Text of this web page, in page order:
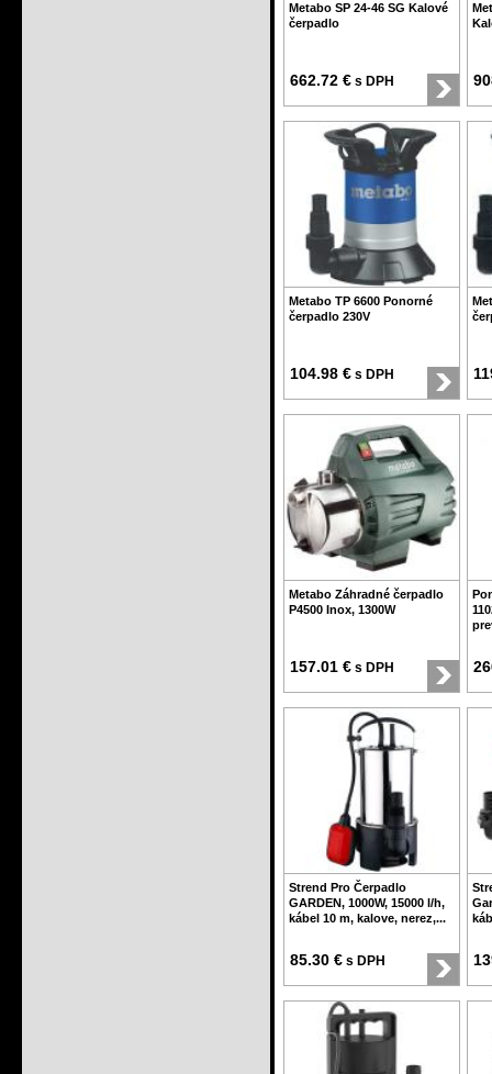
Metabo SP 24-46 SG Kalové
čerpadlo
662.72 € s DPH
Metabo TP 6600 Ponorné
čerpadlo 230V
104.98 € s DPH
Metabo Záhradné čerpadlo
P4500 Inox, 1300W
157.01 € s DPH
Strend Pro Čerpadlo
GARDEN, 1000W, 15000 l/h,
kábel 10 m, kalove, nerez,...
85.30 € s DPH